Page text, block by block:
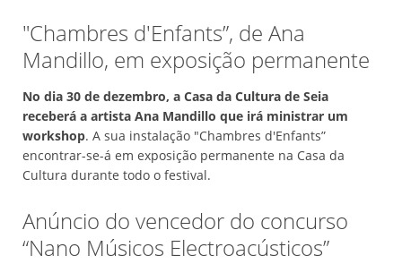
"Chambres d'Enfants”, de Ana
Mandillo, em exposição permanente
No dia 30 de dezembro, a Casa da Cultura de Seia
receberá a artista Ana Mandillo que irá ministrar um
workshop. A sua instalação "Chambres d'Enfants”
encontrar-se-á em exposição permanente na Casa da
Cultura durante todo o festival.
Anúncio do vencedor do concurso
“Nano Músicos Electroacústicos”